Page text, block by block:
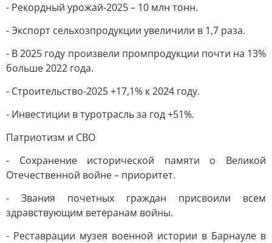
- Рекордный урожай-2025 – 10 млн тонн.
- Экспорт сельхозпродукции увеличили в 1,7 раза.
- В 2025 году произвели промпродукции почти на 13%
больше 2022 года.
- Строительство-2025 +17,1% к 2024 году.
- Инвестиции в туротрасль за год +51%.
Патриотизм и СВО
- Сохранение исторической памяти о Великой
Отечественной войне – приоритет.
- Звания почетных граждан присвоили всем
здравствующим ветеранам войны.
- Реставрации музея военной истории в Барнауле в